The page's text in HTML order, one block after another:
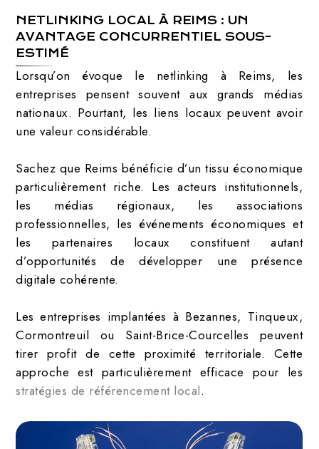
NETLINKING LOCAL À REIMS : UN
AVANTAGE CONCURRENTIEL SOUS-
ESTIMÉ
Lorsqu’on évoque le netlinking à Reims, les
entreprises pensent souvent aux grands médias
nationaux. Pourtant, les liens locaux peuvent avoir
une valeur considérable.
Sachez que Reims bénéficie d’un tissu économique
particulièrement riche. Les acteurs institutionnels,
les médias régionaux, les associations
professionnelles, les événements économiques et
les partenaires locaux constituent autant
d’opportunités de développer une présence
digitale cohérente.
Les entreprises implantées à Bezannes, Tinqueux,
Cormontreuil ou Saint-Brice-Courcelles peuvent
tirer profit de cette proximité territoriale. Cette
approche est particulièrement efficace pour les
stratégies de référencement local.